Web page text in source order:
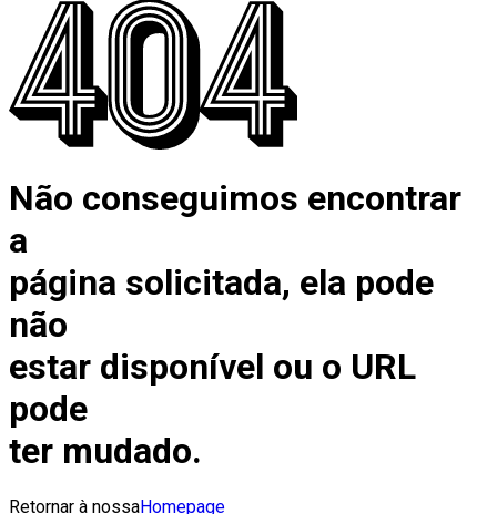
Não conseguimos encontrar
a
página solicitada, ela pode
não
estar disponível ou o URL
pode
ter mudado.
Retornar à nossaHomepage